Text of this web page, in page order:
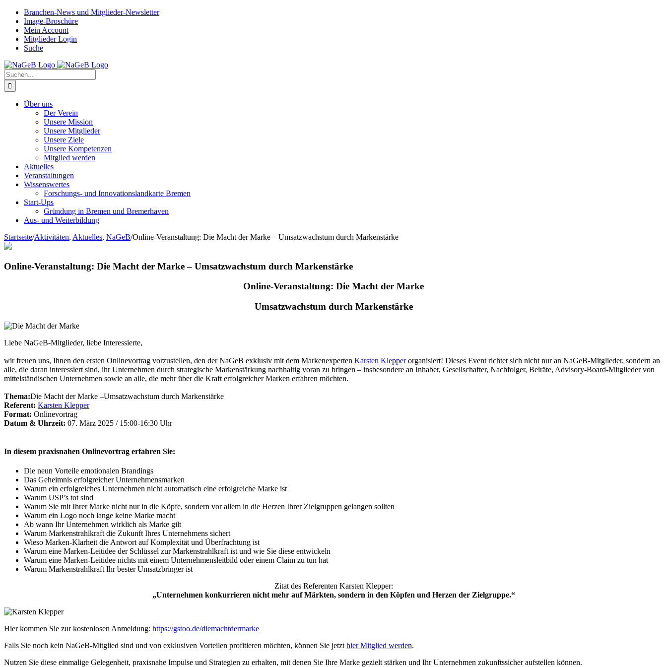
Zum
Inhalt
springen
Branchen-News und Mitglieder-Newsletter
Image-Broschüre
Mein Account
Mitglieder Login
Suche
Suche
nach:
Über uns
Der Verein
Unsere Mission
Unsere Mitglieder
Unsere Ziele
Unsere Kompetenzen
Mitglied werden
Aktuelles
Veranstaltungen
Wissenswertes
Forschungs- und Innovationslandkarte Bremen
Start-Ups
Gründung in Bremen und Bremerhaven
Aus- und Weiterbildung
Startseite/Aktivitäten, Aktuelles, NaGeB/Online-Veranstaltung: Die Macht der Marke – Umsatzwachstum durch Markenstärke
Online-Veranstaltung: Die Macht der Marke – Umsatzwachstum durch Markenstärke
Online-Veranstaltung: Die Macht der Marke
Umsatzwachstum durch Markenstärke
Liebe NaGeB-Mitglieder, liebe Interessierte,
wir freuen uns, Ihnen den ersten Onlinevortrag vorzustellen, den derNaGeB exklusiv mit dem Markenexperten Karsten Klepperorganisiert! Dieses Event richtet sich nicht nur an NaGeB-Mitglieder, sondern an
alle, die daran interessiert sind, ihr Unternehmen durch strategische Markenstärkung nachhaltig voran zu bringen – insbesondere an Inhaber, Gesellschafter, Nachfolger, Beiräte, Advisory-Board-Mitglieder von
mittelständischen Unternehmen sowie an alle, die mehr über die Kraft erfolgreicher Marken erfahren möchten.
Thema:Die Macht der Marke –Umsatzwachstum durch Markenstärke
Referent: Karsten Klepper
Format: Onlinevortrag
Datum & Uhrzeit: 07. März 2025 / 15:00-16:30 Uhr
In diesem praxisnahen Onlinevortrag erfahren Sie:
Die neun Vorteile emotionalen Brandings
Das Geheimnis erfolgreicher Unternehmensmarken
Warum ein erfolgreiches Unternehmen nicht automatisch eine erfolgreiche Marke ist
Warum USP’s tot sind
Warum Sie mit Ihrer Marke nicht nur in die Köpfe, sondern vor allem in die Herzen Ihrer Zielgruppen gelangen sollten
Warum ein Logo noch lange keine Marke macht
Ab wann Ihr Unternehmen wirklich als Marke gilt
Warum Markenstrahlkraft die Zukunft Ihres Unternehmens sichert
Wieso Marken-Klarheit die Antwort auf Komplexität und Überfrachtung ist
Warum eine Marken-Leitidee der Schlüssel zur Markenstrahlkraft ist und wie Sie diese entwickeln
Warum eine Marken-Leitidee nichts mit einem Unternehmensleitbild oder einem Claim zu tun hat
Warum Markenstrahlkraft Ihr bester Umsatzbringer ist
Zitat des Referenten Karsten Klepper:
„Unternehmen konkurrieren nicht mehr auf Märkten, sondern in den Köpfen und Herzen der Zielgruppe.“
Hier kommen Sie zur kostenlosen Anmeldung: https://gstoo.de/diemachtdermarke
Falls Sie noch kein NaGeB-Mitglied sind und von exklusiven Vorteilen profitieren möchten, können Sie jetzthier Mitglied werden.
Nutzen Sie diese einmalige Gelegenheit, praxisnahe Impulse und Strategien zu erhalten, mit denen Sie Ihre Marke gezielt stärken und Ihr Unternehmen zukunftssicher aufstellen können.